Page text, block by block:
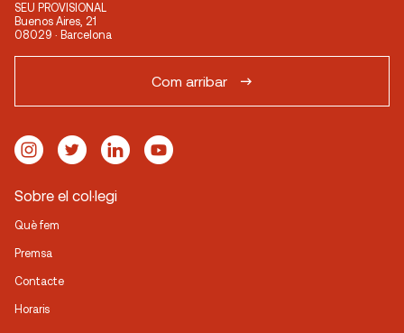
SEU PROVISIONAL
Buenos Aires, 21
08029 · Barcelona
Com arribar
Sobre el col·legi
Què fem
Premsa
Contacte
Horaris